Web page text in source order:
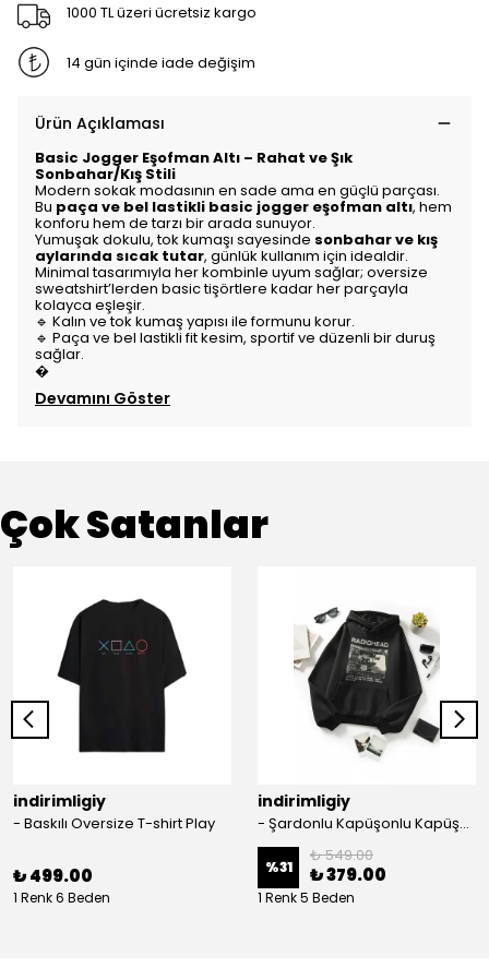
1000 TL üzeri ücretsiz kargo
14 gün içinde iade değişim
Ürün Açıklaması
Basic Jogger Eşofman Altı – Rahat ve Şık
Sonbahar/Kış Stili
Modern sokak modasının en sade ama en güçlü parçası.
Bu paça ve bel lastikli basic jogger eşofman altı, hem
konforu hem de tarzı bir arada sunuyor.
Yumuşak dokulu, tok kumaşı sayesinde sonbahar ve kış
aylarında sıcak tutar, günlük kullanım için idealdir.
Minimal tasarımıyla her kombinle uyum sağlar; oversize
sweatshirt’lerden basic tişörtlere kadar her parçayla
kolayca eşleşir.
🔹 Kalın ve tok kumaş yapısı ile formunu korur.
🔹 Paça ve bel lastikli fit kesim, sportif ve düzenli bir duruş
sağlar.
�
Devamını Göster
Çok Satanlar
indirimligiy
- Baskılı Oversize T-shirt Play
₺ 499.00
1 Renk 6 Beden
indirimligiy
- Şardonlu Kapüşonlu Kapüşonlu Kanguru Cep Oversize Lastik Paça Sweatshirt Takimi
%31
₺ 549.00
₺ 379.00
1 Renk 5 Beden